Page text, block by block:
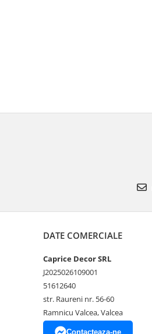
DATE COMERCIALE
Caprice Decor SRL
J2025026109001
51612640
str. Raureni nr. 56-60
Ramnicu Valcea, Valcea
Contacteaza-ne